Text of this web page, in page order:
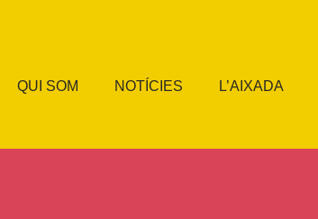
QUI SOM NOTÍCIES L’AIXADA